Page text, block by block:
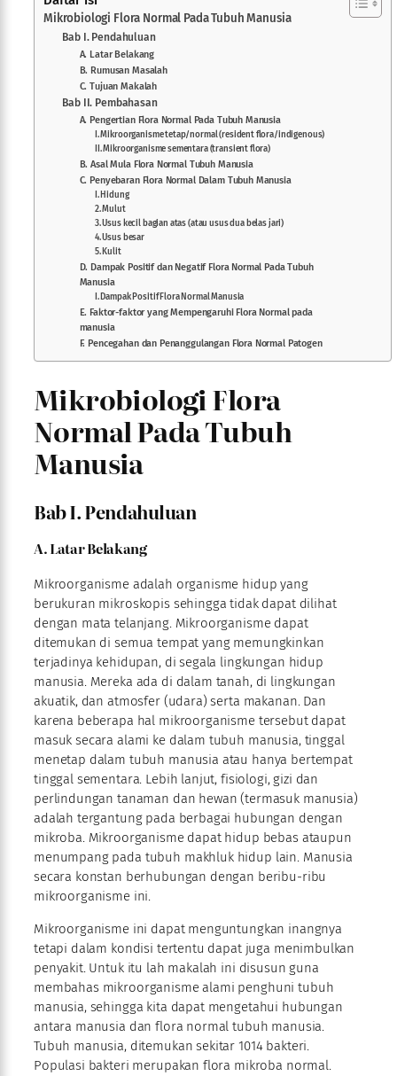
Mikrobiologi Flora Normal Pada Tubuh Manusia
Bab I. Pendahuluan
A. Latar Belakang
B. Rumusan Masalah
C. Tujuan Makalah
Bab II. Pembahasan
A. Pengertian Flora Normal Pada Tubuh Manusia
I. Mikroorganisme tetap/normal (resident flora/indigenous)
II. Mikroorganisme sementara (transient flora)
B. Asal Mula Flora Normal Tubuh Manusia
C. Penyebaran Flora Normal Dalam Tubuh Manusia
I. Hidung
2. Mulut
3. Usus kecil bagian atas (atau usus dua belas jari)
4. Usus besar
5. Kulit
D. Dampak Positif dan Negatif Flora Normal Pada Tubuh
Manusia
I. Dampak Positif Flora Normal Manusia
E. Faktor-faktor yang Mempengaruhi Flora Normal pada
manusia
F. Pencegahan dan Penanggulangan Flora Normal Patogen
Mikrobiologi Flora
Normal Pada Tubuh
Manusia
Bab I. Pendahuluan
A. Latar Belakang
Mikroorganisme adalah organisme hidup yang
berukuran mikroskopis sehingga tidak dapat dilihat
dengan mata telanjang. Mikroorganisme dapat
ditemukan di semua tempat yang memungkinkan
terjadinya kehidupan, di segala lingkungan hidup
manusia. Mereka ada di dalam tanah, di lingkungan
akuatik, dan atmosfer (udara) serta makanan. Dan
karena beberapa hal mikroorganisme tersebut dapat
masuk secara alami ke dalam tubuh manusia, tinggal
menetap dalam tubuh manusia atau hanya bertempat
tinggal sementara. Lebih lanjut, fisiologi, gizi dan
perlindungan tanaman dan hewan (termasuk manusia)
adalah tergantung pada berbagai hubungan dengan
mikroba. Mikroorganisme dapat hidup bebas ataupun
menumpang pada tubuh makhluk hidup lain. Manusia
secara konstan berhubungan dengan beribu-ribu
mikroorganisme ini.
Mikroorganisme ini dapat menguntungkan inangnya
tetapi dalam kondisi tertentu dapat juga menimbulkan
penyakit. Untuk itu lah makalah ini disusun guna
membahas mikroorganisme alami penghuni tubuh
manusia, sehingga kita dapat mengetahui hubungan
antara manusia dan flora normal tubuh manusia.
Tubuh manusia, ditemukan sekitar 1014 bakteri.
Populasi bakteri merupakan flora mikroba normal.